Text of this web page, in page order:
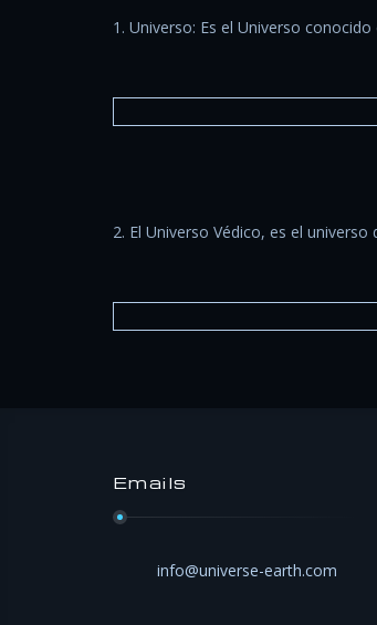
1. Universo: Es el Universo
2. El Universo Védico, es el
Emails
info@universe-earth.com